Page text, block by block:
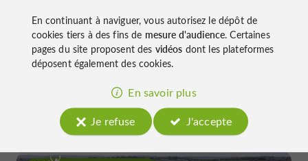
Château de Gensac
En continuant à naviguer, vous autorisez le dépôt de
cookies tiers à des fins de mesure d'audience. Certaines
pages du site proposent des vidéos dont les plateformes
déposent également des cookies.
En savoir plus
Je refuse
J'accepte